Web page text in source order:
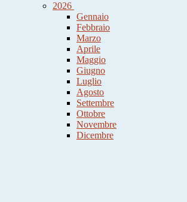
2026
Gennaio
Febbraio
Marzo
Aprile
Maggio
Giugno
Luglio
Agosto
Settembre
Ottobre
Novembre
Dicembre